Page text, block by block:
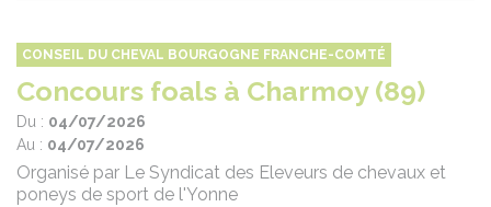
CONSEIL DU CHEVAL BOURGOGNE FRANCHE-COMTÉ
Concours foals à Charmoy (89)
Du : 04/07/2026
Au : 04/07/2026
Organisé par Le Syndicat des Eleveurs de chevaux et
poneys de sport de l'Yonne